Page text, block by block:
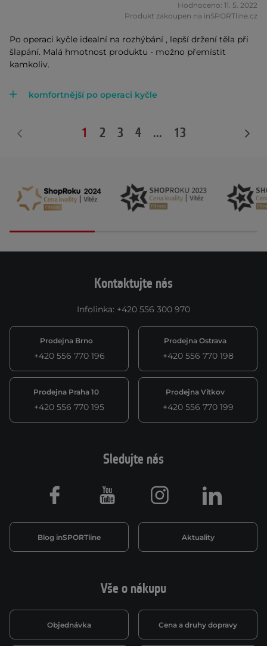
Hodnoceno: 11. 5. 2022
Produkt zakoupen na inSPORTline.cz
Po operaci kyčle idealní na rozhýbání , lepší držení těla při
šlapání. Malá hmotnost produktu - možno přemístit
kamkoliv.
komfortnější po operaci kyčle
1 2 3 4 ... 13
Kontaktujte nás
Infolinka: +420 556 300 970
Prodejna Brno
+420 556 770 196
Prodejna Ostrava
+420 556 770 198
Prodejna Praha 10
+420 556 770 195
Prodejna Vítkov
+420 556 770 199
Vše o nákupu
Objednávka Cena a druhy dopravy
Sledujte nás
Blog inSPORTline Aktuality
Facebook Youtube Instagram LinkedIn